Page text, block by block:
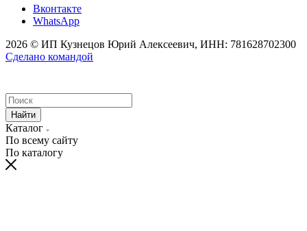
Вконтакте
WhatsApp
2026 © ИП Кузнецов Юрий Алексеевич, ИНН: 781628702300
Сделано командой
Найти
Каталог
По всему сайту
По каталогу